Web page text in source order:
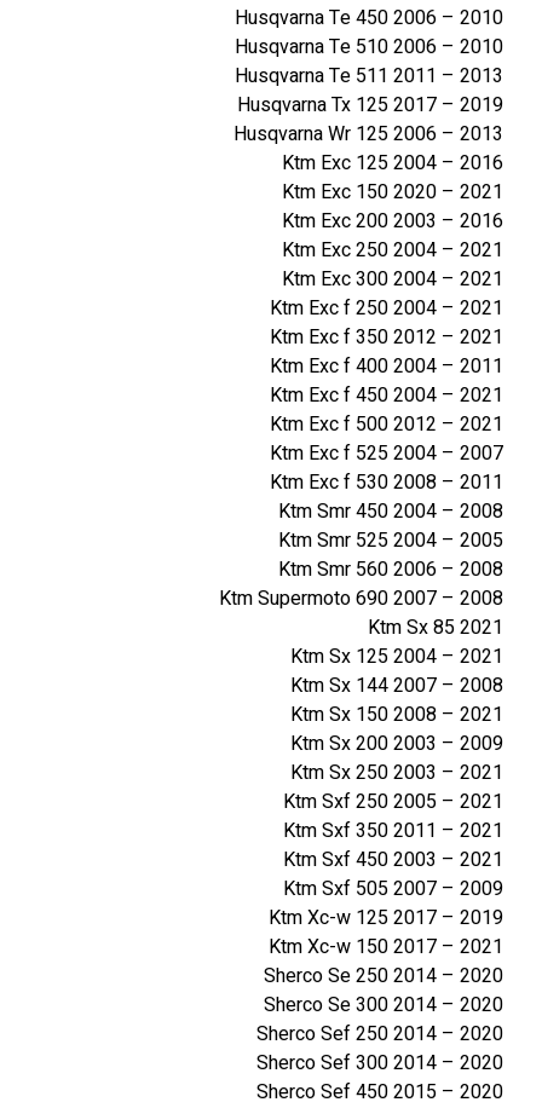
Husqvarna Te 450 2006 – 2010
Husqvarna Te 510 2006 – 2010
Husqvarna Te 511 2011 – 2013
Husqvarna Tx 125 2017 – 2019
Husqvarna Wr 125 2006 – 2013
Ktm Exc 125 2004 – 2016
Ktm Exc 150 2020 – 2021
Ktm Exc 200 2003 – 2016
Ktm Exc 250 2004 – 2021
Ktm Exc 300 2004 – 2021
Ktm Exc f 250 2004 – 2021
Ktm Exc f 350 2012 – 2021
Ktm Exc f 400 2004 – 2011
Ktm Exc f 450 2004 – 2021
Ktm Exc f 500 2012 – 2021
Ktm Exc f 525 2004 – 2007
Ktm Exc f 530 2008 – 2011
Ktm Smr 450 2004 – 2008
Ktm Smr 525 2004 – 2005
Ktm Smr 560 2006 – 2008
Ktm Supermoto 690 2007 – 2008
Ktm Sx 85 2021
Ktm Sx 125 2004 – 2021
Ktm Sx 144 2007 – 2008
Ktm Sx 150 2008 – 2021
Ktm Sx 200 2003 – 2009
Ktm Sx 250 2003 – 2021
Ktm Sxf 250 2005 – 2021
Ktm Sxf 350 2011 – 2021
Ktm Sxf 450 2003 – 2021
Ktm Sxf 505 2007 – 2009
Ktm Xc-w 125 2017 – 2019
Ktm Xc-w 150 2017 – 2021
Sherco Se 250 2014 – 2020
Sherco Se 300 2014 – 2020
Sherco Sef 250 2014 – 2020
Sherco Sef 300 2014 – 2020
Sherco Sef 450 2015 – 2020